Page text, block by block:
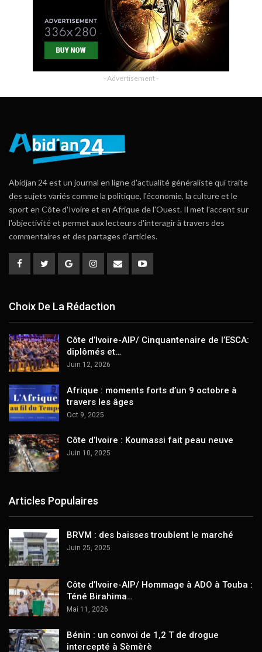
- Advertisement -
Abidjan 24 est un journal en ligne d'actualité généraliste qui traite
des sujets variés comme la politique, l'économie, la culture et le
sport en Côte d'Ivoire et en Afrique de l'Ouest. Il met l'accent sur
l'objectivité et permet aux lecteurs d'interagir à travers des
commentaires et des partages d'articles.
Choix De La Rédaction
Côte d’Ivoire-AIP/ Cinquantenaire de l’ESCA:
diplômés et…
Juin 12, 2026
Afrique : moments forts d’un 9 octobre à
travers les âges
Oct 9, 2025
Côte d’Ivoire : Koumassi fait peau neuve
Juin 10, 2025
Articles Populaires
BRVM : des baisses troublent le marché
Juin 25, 2025
Côte d’Ivoire-AIP/ Hommage à ADO à Touba :
Téné Birahima…
Mai 11, 2026
Bénin : un convoi de 1,2 T de drogue
intercepté à Sèmèrè